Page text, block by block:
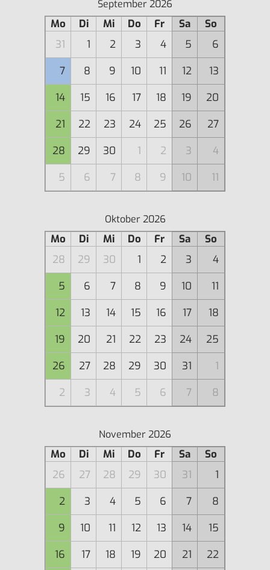
September 2026
Mo Di Mi Do Fr Sa
So
31
1 2 3 4 5
6
7
8 9 10 11 12
13
14
15 16 17 18 19
20
21
22 23 24 25 26
27
28
29 30 1 2 3
4
5
6 7 8 9 10 11
Oktober 2026
Mo Di Mi Do Fr Sa
So
28
29 30 1 2 3
4
5
6 7 8 9 10
11
12
13 14 15 16 17
18
19
20 21 22 23 24
25
26
27 28 29 30 31
1
2
3 4 5 6 7 8
November 2026
Mo Di Mi Do Fr Sa
So
26
27 28 29 30 31
1
2
3 4 5 6 7
8
9
10 11 12 13 14
15
16
17 18 19 20 21
22